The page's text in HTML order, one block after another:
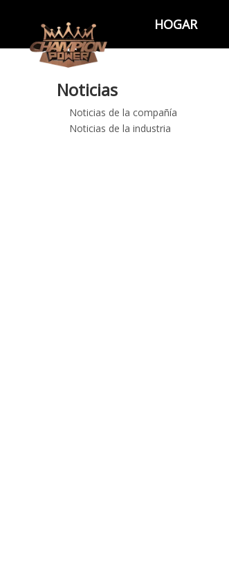
HOGAR
Noticias
Noticias de la compañía
Noticias de la industria